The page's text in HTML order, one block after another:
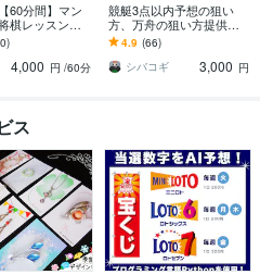
60分間】マン
棋レッスンし
大歓迎♪貴方
た優しいレッ
けします✨
4,000 円 /60分
競艇3点以内予想の狙い
方、万舟の狙い方提供し
ます 10/3 自己購入最高配
当10万舟 3点102620円的
中！
4.9 (66)
シバコギ
3,000 円
ス